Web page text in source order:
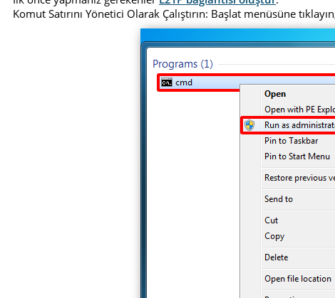
Komut Satırını Yönetici Olarak Çalıştırın: Başlat menüsüne